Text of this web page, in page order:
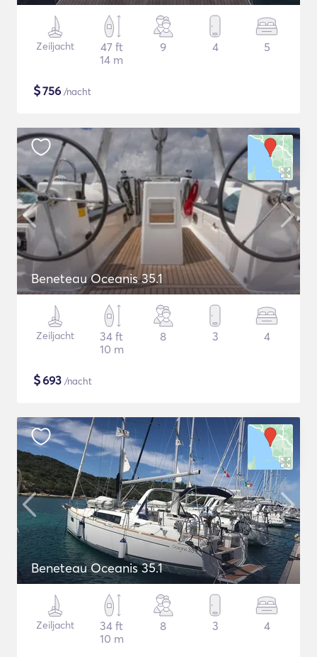
Zeiljacht
47 ft
14 m
9 4 5
$756 /nacht
Beneteau Oceanis 35.1
Zeiljacht
34 ft
10 m
8 3 4
$693 /nacht
Beneteau Oceanis 35.1
Zeiljacht
34 ft
10 m
8 3 4